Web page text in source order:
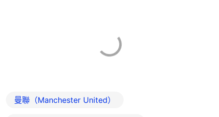
曼聯（Manchester United）